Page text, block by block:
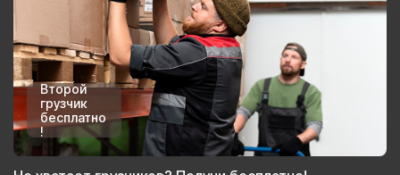
Второй
грузчик
бесплатно
!